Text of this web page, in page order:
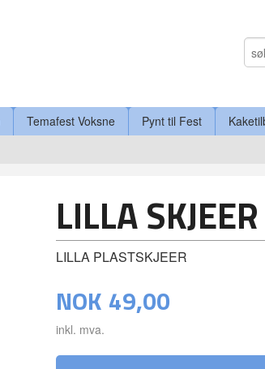
Temafest Voksne Pynt til Fest
LILLA
LILLA PLASTSKJEER
NOK 49,00
inkl. mva.